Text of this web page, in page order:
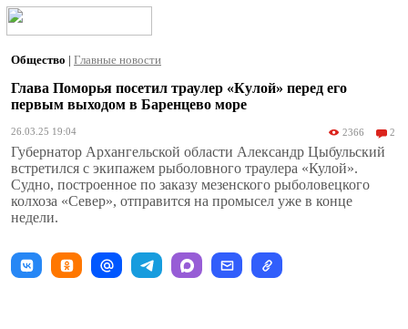
Общество | Главные новости
Глава Поморья посетил траулер «Кулой» перед его
первым выходом в Баренцево море
26.03.25 19:04 2366 2
Губернатор Архангельской области Александр Цыбульский
встретился с экипажем рыболовного траулера «Кулой».
Судно, построенное по заказу мезенского рыболовецкого
колхоза «Север», отправится на промысел уже в конце
недели.